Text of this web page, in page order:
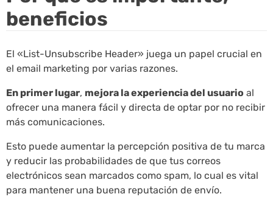
beneficios
El «List-Unsubscribe Header» juega un papel crucial en
el email marketing por varias razones.
En primer lugar, mejora la experiencia del usuario al
ofrecer una manera fácil y directa de optar por no recibir
más comunicaciones.
Esto puede aumentar la percepción positiva de tu marca
y reducir las probabilidades de que tus correos
electrónicos sean marcados como spam, lo cual es vital
para mantener una buena reputación de envío.